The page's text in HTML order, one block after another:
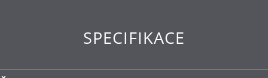
pečený na pánvi, WMF Fusiontec zajistí, že i náročná
SPECIFIKACE